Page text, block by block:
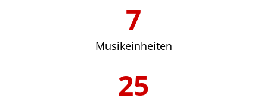
Musikeinheiten
7
25